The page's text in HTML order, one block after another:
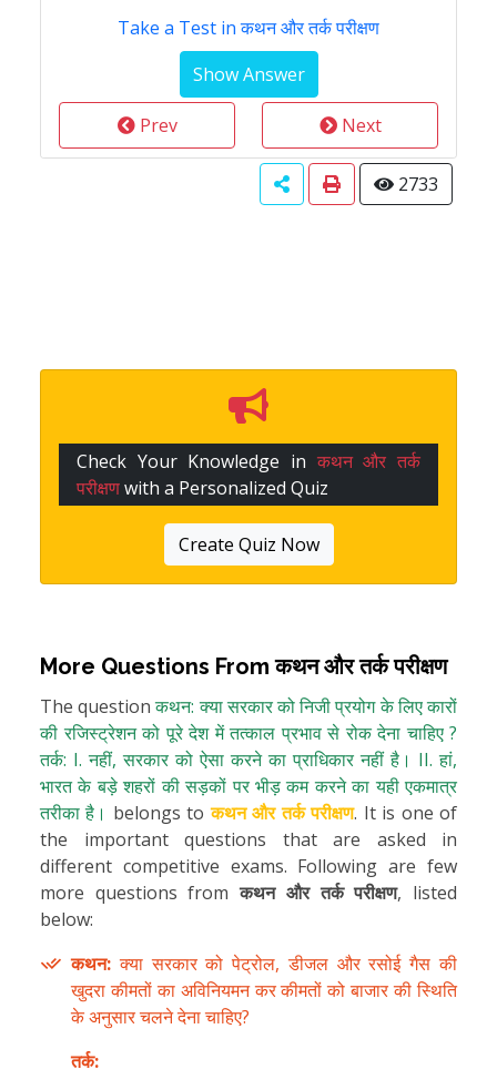
Take a Test in कथन और तर्क परीक्षण
Prev Next
2733
Check Your Knowledge in कथन और तर्क
परीक्षणwith a Personalized Quiz
Create Quiz Now
More Questions Fromकथन और तर्क परीक्षण
The questionकथन: क्या सरकार को निजी प्रयोग के लिए कारों
की रजिस्ट्रेशन को पूरे देश में तत्काल प्रभाव से रोक देना चाहिए ?
तर्क: I. नहीं, सरकार को ऐसा करने का प्राधिकार नहीं है। II. हां,
भारत के बड़े शहरों की सड़कों पर भीड़ कम करने का यही एकमात्र
तरीका है। belongs toकथन और तर्क परीक्षण. It is one of
the important questions that are asked in
different competitive exams. Following are few
more questions fromकथन और तर्क परीक्षण, listed
below:
कथन: क्या सरकार को पेट्रोल, डीजल और रसोई गैस की
खुदरा कीमतों का अविनियमन कर कीमतों को बाजार की स्थिति
के अनुसार चलने देना चाहिए?
तर्क: